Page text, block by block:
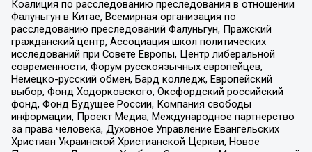
Коалиция по расследованию преследования в отношении
Фалуньгун в Китае, Всемирная организация по
расследованию преследований Фалуньгун, Пражский
гражданский центр, Ассоциация школ политических
исследований при Совете Европы, Центр либеральной
современности, Форум русскоязычных европейцев,
Немецко-русский обмен, Бард колледж, Европейский
выбор, Фонд Ходорковского, Оксфордский российский
фонд, Фонд Будущее России, Компания свободы
информации, Проект Медиа, Международное партнерство
за права человека, Духовное Управление Евангельских
Христиан Украинской Христианской Церкви, Новое